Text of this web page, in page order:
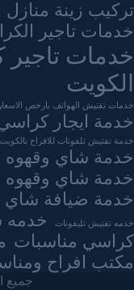
تركيب زينة منازل
خدمات تاجير
خدمات
الكويت
خدمات تفتيش الهواتف بارخص الاسعار
خدمة ايجار
خدمة تفتيش تلفونات للافراح بالكويت
خدمة شاي وقهوه
خدمة شاي وقهوه
خدمة ضيافة شاي
خدمه تفتيش تليفونات
خدمه
كراسي مناسبات
مكتب افراح
جميع